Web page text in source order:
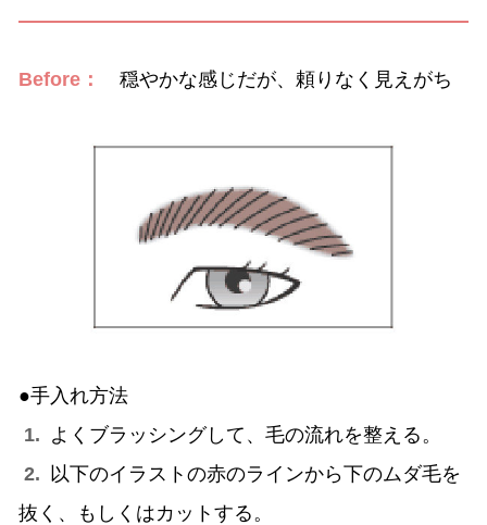
Before： 穏やかな感じだが、頼りなく見えがち
●手入れ方法
1. よくブラッシングして、毛の流れを整える。
2. 以下のイラストの赤のラインから下のムダ毛を
抜く、もしくはカットする。